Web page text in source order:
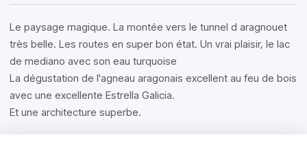
Le paysage magique. La montée vers le tunnel d aragnouet
très belle. Les routes en super bon état. Un vrai plaisir, le lac
de mediano avec son eau turquoise
La dégustation de l'agneau aragonais excellent au feu de bois
avec une excellente Estrella Galicia.
Et une architecture superbe.